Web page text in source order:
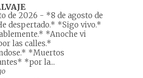
de 2026 - *8 de agosto de
despertado.* *Sigo vivo.*
*Anoche vi
las calles.*
*Muertos
*por la...